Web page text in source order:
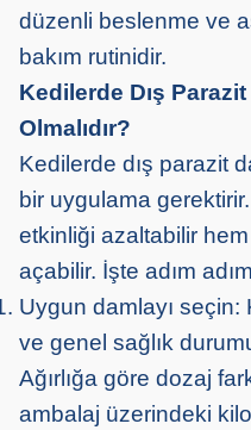
düzenli beslenme ve
bakım rutinidir.
Kedilerde Dış Parazit
Olmalıdır?
Kedilerde dış parazit
bir uygulama
etkinliği azaltabilir
açabilir. İşte adım
Uygun damlayı seçin:
ve genel sağlık
Ağırlığa göre dozaj
ambalaj üzerindeki kilo